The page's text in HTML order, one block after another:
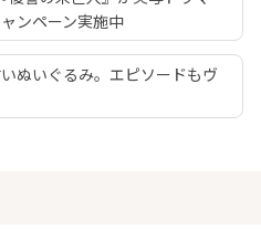
ンペーン実施中
ぬいぐるみ。エピソードもヴ